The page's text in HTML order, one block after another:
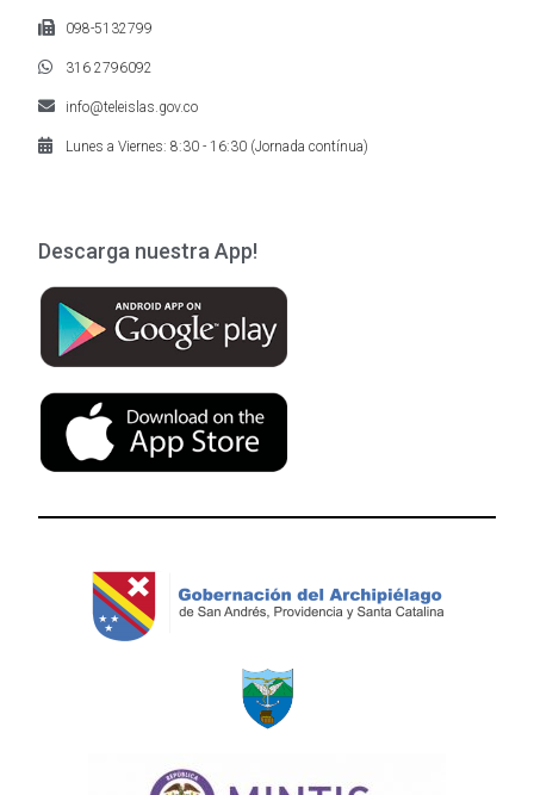
098-5132799
316 2796092
info@teleislas.gov.co
Lunes a Viernes: 8:30 - 16:30 (Jornada contínua)
Descarga nuestra App!